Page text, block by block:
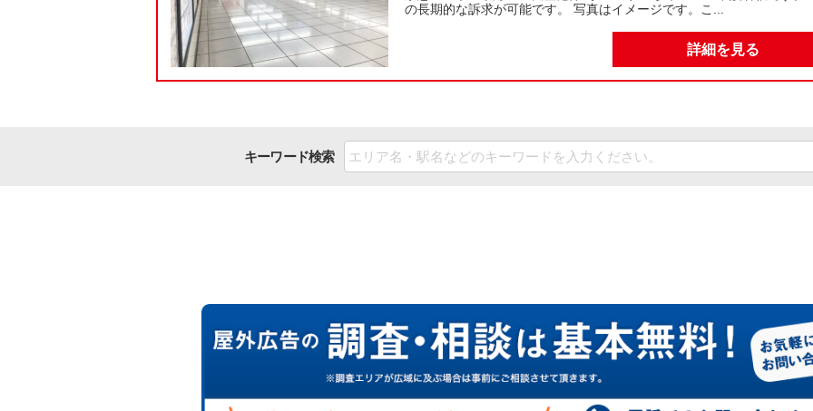
の長期的な訴求が可能です。 写真はイメージです。こ...
詳細を見る
キーワード検索